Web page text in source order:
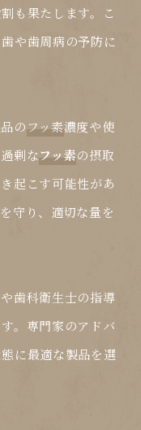
も果たします。こ
や歯周病の予防に
のフッ素濃度や使
剰なフッ素の摂取
起こす可能性があ
守り、適切な量を
歯科衛生士の指導
。専門家のアドバ
に最適な製品を選